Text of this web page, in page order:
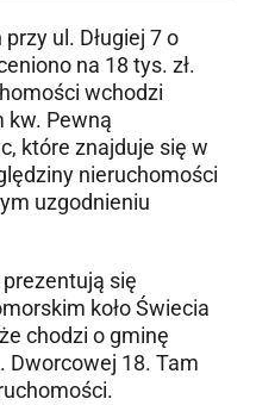
ul. Długiej 7 o
na 18 tys. zł.
wchodzi
kw. Pewną
które znajduje się w
nieruchomości
uzgodnieniu
się
koło Świecia
chodzi o gminę
Dworcowej 18. Tam